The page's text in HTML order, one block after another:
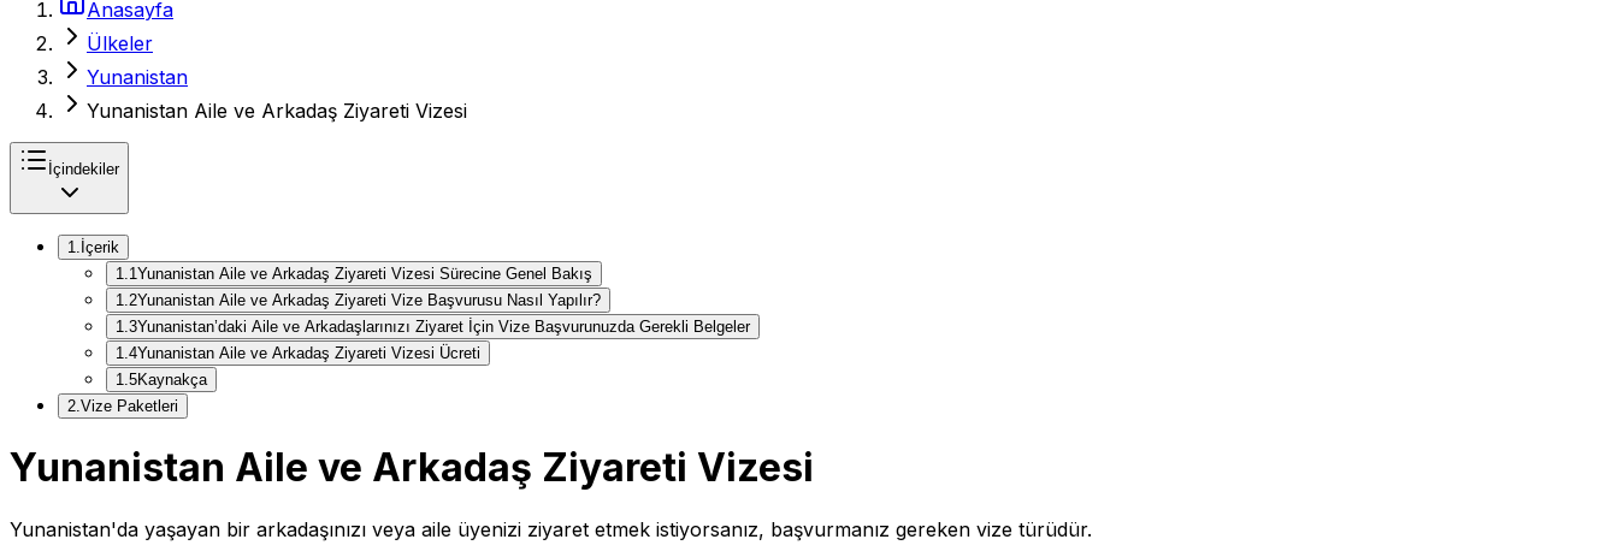
Anasayfa
Ülkeler
Yunanistan
Yunanistan Aile ve Arkadaş Ziyareti Vizesi
İçindekiler
1. İçerik
1.1Yunanistan Aile ve Arkadaş Ziyareti Vizesi Sürecine Genel Bakış
1.2Yunanistan Aile ve Arkadaş Ziyareti Vize Başvurusu Nasıl Yapılır?
1.3Yunanistan’daki Aile ve Arkadaşlarınızı Ziyaret İçin Vize Başvurunuzda Gerekli Belgeler
1.4Yunanistan Aile ve Arkadaş Ziyareti Vizesi Ücreti
1.5Kaynakça
2.Vize Paketleri
Yunanistan Aile ve Arkadaş Ziyareti Vizesi
Yunanistan'da yaşayan bir arkadaşınızı veya aile üyenizi ziyaret etmek istiyorsanız, başvurmanız gereken vize türüdür.